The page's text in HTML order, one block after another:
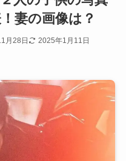
妻の画像は？
月28日
2025年1月11日